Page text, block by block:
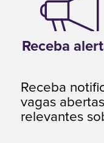
Receba
Receba
vagas
relevantes